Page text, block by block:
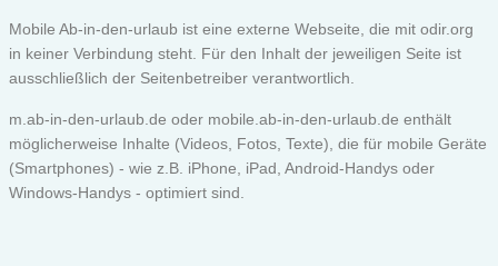
Mobile Ab-in-den-urlaub ist eine externe Webseite, die mit odir.org
in keiner Verbindung steht. Für den Inhalt der jeweiligen Seite ist
ausschließlich der Seitenbetreiber verantwortlich.
m.ab-in-den-urlaub.de oder mobile.ab-in-den-urlaub.de enthält
möglicherweise Inhalte (Videos, Fotos, Texte), die für mobile Geräte
(Smartphones) - wie z.B. iPhone, iPad, Android-Handys oder
Windows-Handys - optimiert sind.